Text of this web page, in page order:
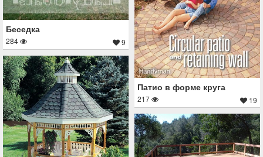
Беседка
284 9
Патио в форме круга
217 19